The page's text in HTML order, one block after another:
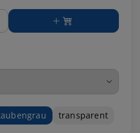
transparent